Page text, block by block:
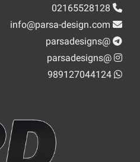
02165528128
info@parsa-design.com
@parsadesigns
@parsadesigns
989127044124